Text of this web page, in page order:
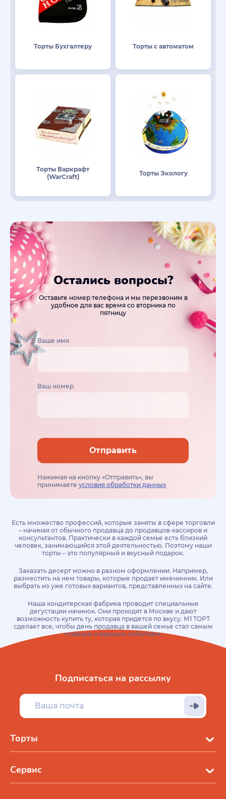
Торты Бухгалтеру Торты с автоматом
Торты Варкрафт
(WarCraft)
Торты Экологу
Остались вопросы?
Оставьте номер телефона и мы перезвоним в
удобное для вас время со вторника по
пятницу
Ваше имя
Ваш номер
Отправить
Нажимая на кнопку «Отправить», вы
принимаете условия обработки данных
Есть множество профессий, которые заняты в сфере торговли
– начиная от обычного продавца до продавцов-кассиров и
консультантов. Практически в каждой семье есть близкий
человек, занимающийся этой деятельностью. Поэтому наши
торты – это популярный и вкусный подарок.
Заказать десерт можно в разном оформлении. Например,
разместить на нем товары, которые продает именинник. Или
выбрать из уже готовых вариантов, представленных на сайте.
Наша кондитерская фабрика проводит специальные
дегустации начинок. Они проходят в Москве и дают
возможность купить ту, которая придется по вкусу. М1 ТОРТ
сделает все, чтобы день продавца в вашей семье стал самым
главным и важным событием.
Торты
Сервис
Подписаться на рассылку